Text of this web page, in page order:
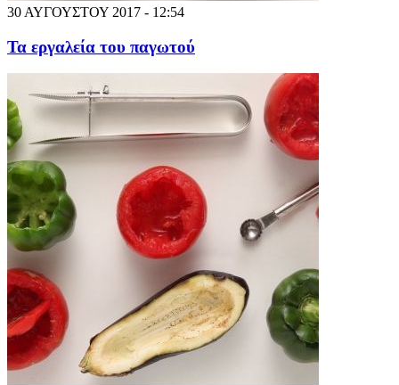
30 ΑΥΓΟΥΣΤΟΥ 2017 - 12:54
Τα εργαλεία του παγωτού